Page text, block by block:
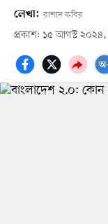
লেখা: রাশাদ কবির
প্রকাশ: ১৫ আগস্ট